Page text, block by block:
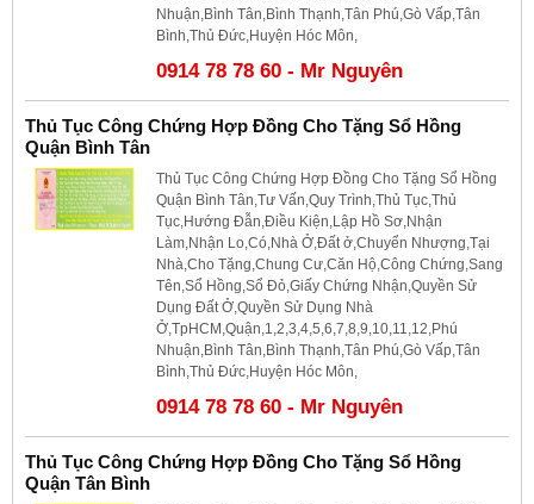
Nhuận,Bình Tân,Bình Thạnh,Tân Phú,Gò Vấp,Tân
Bình,Thủ Đức,Huyện Hóc Môn,
0914 78 78 60 - Mr Nguyên
Thủ Tục Công Chứng Hợp Đồng Cho Tặng Sổ Hồng
Quận Bình Tân
Thủ Tục Công Chứng Hợp Đồng Cho Tặng Sổ Hồng
Quận Bình Tân,Tư Vấn,Quy Trình,Thủ Tục,Thủ
Tục,Hướng Đẫn,Điều Kiện,Lập Hồ Sơ,Nhận
Làm,Nhận Lo,Có,Nhà Ở,Đất ở,Chuyển Nhượng,Tại
Nhà,Cho Tặng,Chung Cư,Căn Hộ,Công Chứng,Sang
Tên,Sổ Hồng,Sổ Đỏ,Giấy Chứng Nhận,Quyền Sử
Dụng Đất Ở,Quyền Sử Dụng Nhà
Ở,TpHCM,Quận,1,2,3,4,5,6,7,8,9,10,11,12,Phú
Nhuận,Bình Tân,Bình Thạnh,Tân Phú,Gò Vấp,Tân
Bình,Thủ Đức,Huyện Hóc Môn,
0914 78 78 60 - Mr Nguyên
Thủ Tục Công Chứng Hợp Đồng Cho Tặng Sổ Hồng
Quận Tân Bình